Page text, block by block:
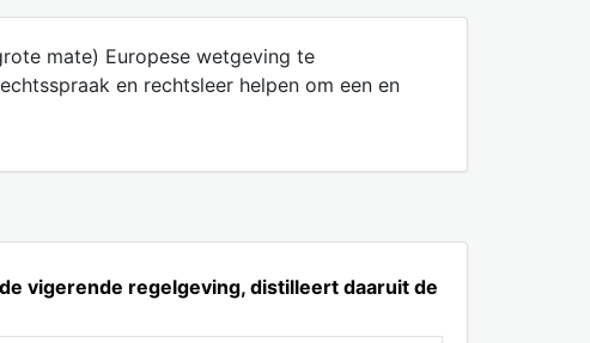
mate) Europese wetgeving te
en rechtsleer helpen om een en
vigerende regelgeving, distilleert daaruit de